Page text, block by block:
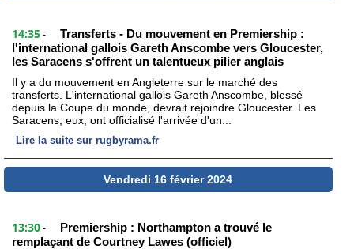
14:35 -
Transferts - Du mouvement en Premiership :
l'international gallois Gareth Anscombe vers Gloucester,
les Saracens s'offrent un talentueux pilier anglais
Il y a du mouvement en Angleterre sur le marché des
transferts. L'international gallois Gareth Anscombe, blessé
depuis la Coupe du monde, devrait rejoindre Gloucester. Les
Saracens, eux, ont officialisé l'arrivée d'un...
Lire la suite sur rugbyrama.fr
Vendredi 16 février 2024
13:30 -
Premiership : Northampton a trouvé le
remplaçant de Courtney Lawes (officiel)